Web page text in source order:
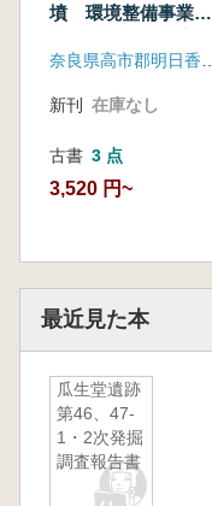
墳 環境整備事業に
新刊 在庫なし
古書 3 点
3,520 円~
最近見た本
瓜生堂遺跡
第46、47-
1・2次発掘
調査報告書